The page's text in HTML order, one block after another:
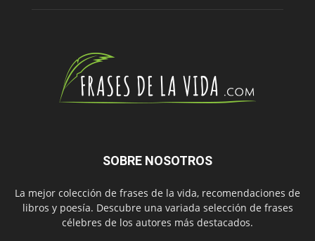
SOBRE NOSOTROS
La mejor colección de frases de la vida, recomendaciones de
libros y poesía. Descubre una variada selección de frases
célebres de los autores más destacados.